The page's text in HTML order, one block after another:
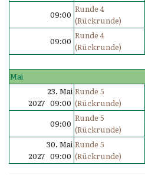
09:00
Runde 4
(Rückrunde)
09:00
Runde 4
(Rückrunde)
Mai
23. Mai
2027 09:00
Runde 5
(Rückrunde)
09:00
Runde 5
(Rückrunde)
30. Mai
2027 09:00
Runde 5
(Rückrunde)